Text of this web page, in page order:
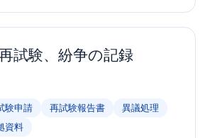
試験、紛争の記録
験申請 再試験報告書
異議処理
資料